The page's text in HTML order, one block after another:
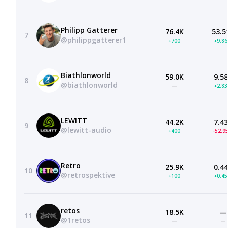
7
Philipp Gatterer
@philippgatterer1
76.4K
+700
8
Biathlonworld
@biathlonworld
59.0K
—
9
LEWITT
@lewitt-audio
44.2K
+400 -
10
Retro
@retrospektive
25.9K
+100
11
retos
@1retos
18.5K
—
—
—